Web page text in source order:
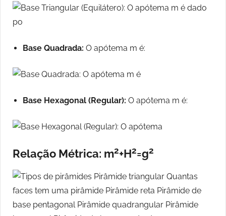
Base Quadrada: O apótema m é:
Base Hexagonal (Regular): O apótema m é:
Relação Métrica: m2+H2=g2